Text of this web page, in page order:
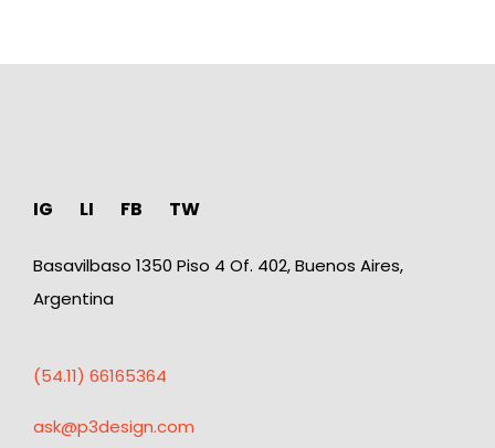
IG LI FB TW
Basavilbaso 1350 Piso 4 Of. 402, Buenos Aires,
Argentina
(54.11) 66165364
ask@p3design.com